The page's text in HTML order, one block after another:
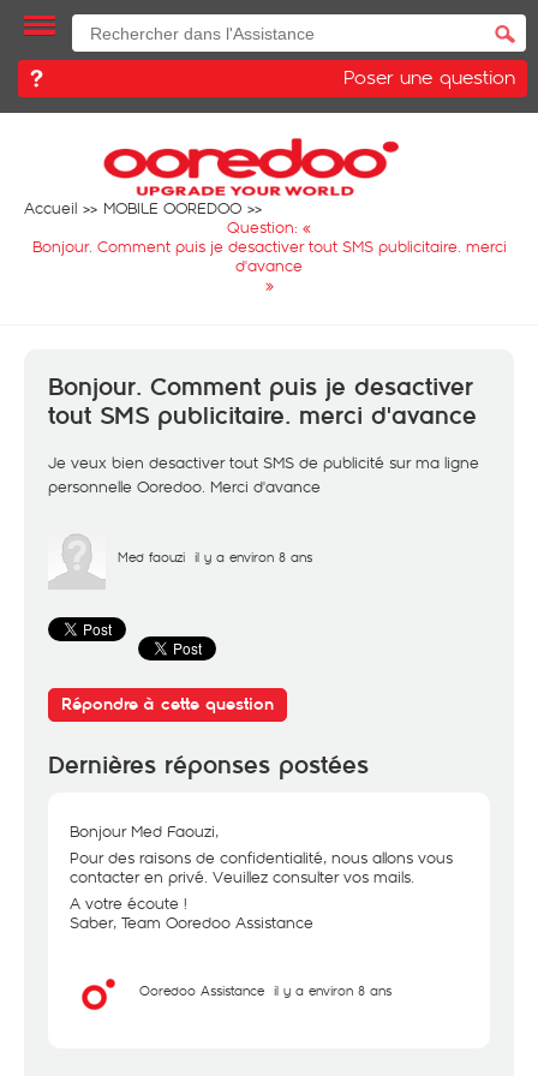
Poser une question
Accueil
MOBILE OOREDOO
Question: «
Bonjour. Comment puis je desactiver tout SMS publicitaire. merci
d'avance
»
Bonjour. Comment puis je desactiver
tout SMS publicitaire. merci d'avance
Je veux bien desactiver tout SMS de publicité sur ma ligne
personnelle Ooredoo. Merci d'avance
Med faouzi il y a environ 8 ans
Répondre à cette question
Dernières réponses postées
Bonjour Med Faouzi,
Pour des raisons de confidentialité, nous allons vous
contacter en privé. Veuillez consulter vos mails.
A votre écoute !
Saber, Team Ooredoo Assistance
Ooredoo Assistance il y a environ 8 ans